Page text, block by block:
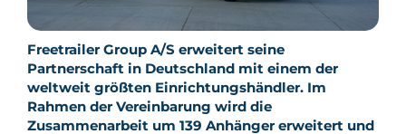
Freetrailer Group A/S erweitert seine
Partnerschaft in Deutschland mit einem der
weltweit größten Einrichtungshändler. Im
Rahmen der Vereinbarung wird die
Zusammenarbeit um 139 Anhänger erweitert und